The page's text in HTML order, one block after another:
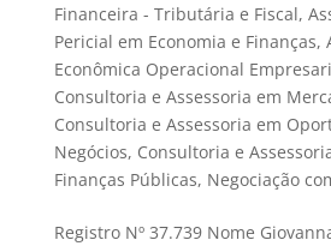
Financeira - Tributária e Fiscal,
Pericial em Economia e Finanças,
Econômica Operacional
Consultoria e Assessoria em
Consultoria e Assessoria em
Negócios, Consultoria e
Finanças Públicas, Negociação
Registro Nº 37.739 Nome